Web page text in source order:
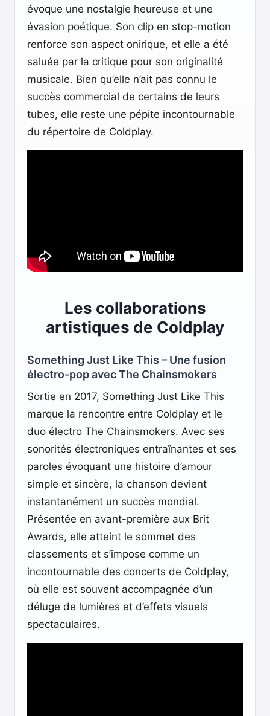
évoque une nostalgie heureuse et une
évasion poétique. Son clip en stop-motion
renforce son aspect onirique, et elle a été
saluée par la critique pour son originalité
musicale. Bien qu’elle n’ait pas connu le
succès commercial de certains de leurs
tubes, elle reste une pépite incontournable
du répertoire de Coldplay.
Les collaborations
artistiques de Coldplay
Something Just Like This – Une fusion
électro-pop avec The Chainsmokers
Sortie en 2017, Something Just Like This
marque la rencontre entre Coldplay et le
duo électro The Chainsmokers. Avec ses
sonorités électroniques entraînantes et ses
paroles évoquant une histoire d’amour
simple et sincère, la chanson devient
instantanément un succès mondial.
Présentée en avant-première aux Brit
Awards, elle atteint le sommet des
classements et s’impose comme un
incontournable des concerts de Coldplay,
où elle est souvent accompagnée d’un
déluge de lumières et d’effets visuels
spectaculaires.